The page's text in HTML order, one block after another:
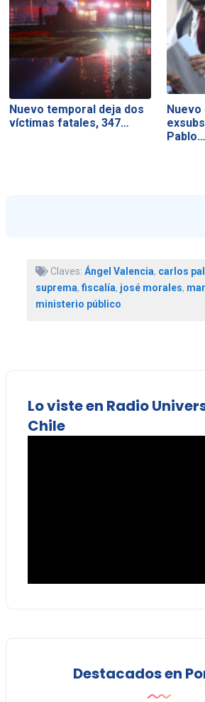
Nuevo temporal deja dos
víctimas fatales, 347…
Nuevo
Pablo…
Claves: Ángel Valencia, carlos
suprema, fiscalía, josé morales,
ministerio público
Lo viste en Radio
Chile
Destacados en